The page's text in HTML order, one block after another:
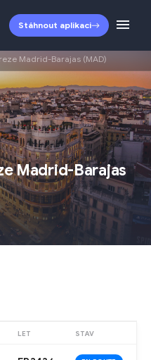
Stáhnout aplikaci
Madrid-Barajas (MAD)
Madrid-Barajas
LET STAV